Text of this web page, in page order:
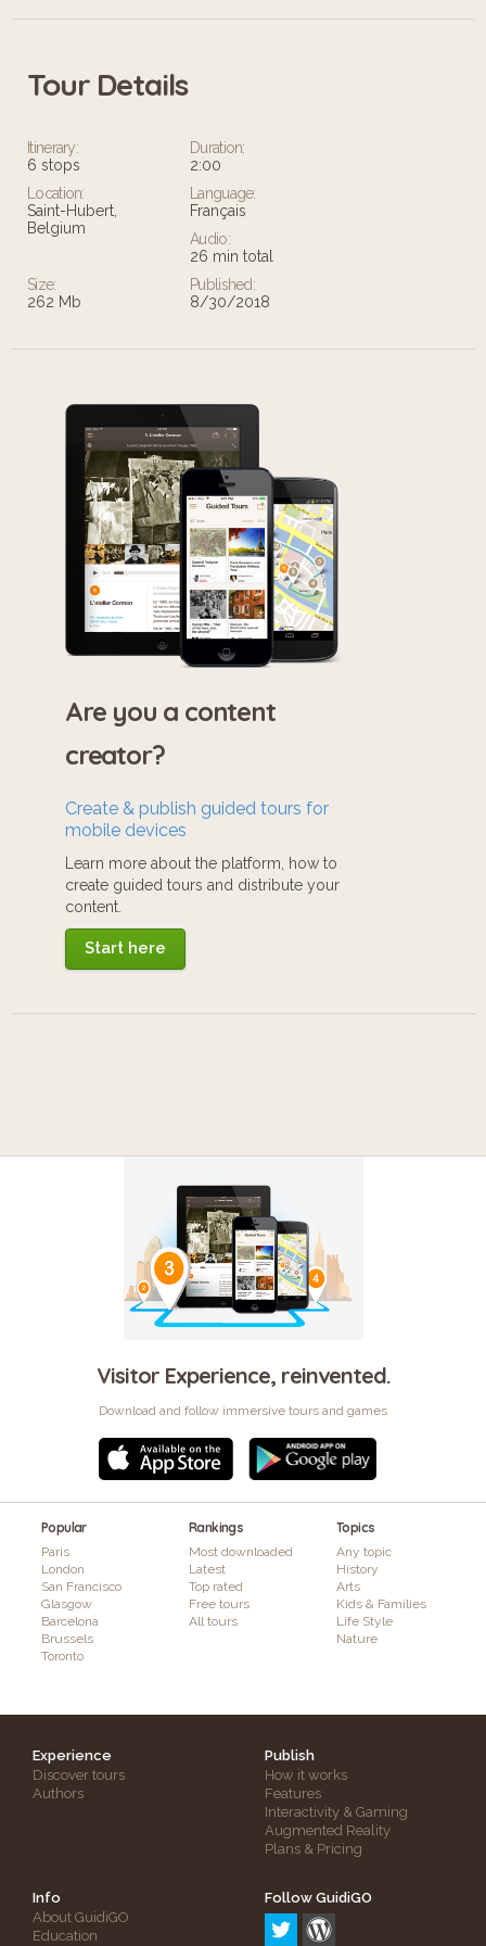
Tour Details
Itinerary:
6 stops
Duration:
2:00
Location:
Saint-Hubert,
Belgium
Language:
Français
Audio:
26 min total
Size:
262 Mb
Published:
8/30/2018
Are you a content
creator?
Create & publish guided tours for
mobile devices
Learn more about the platform, how to
create guided tours and distribute your
content.
Start here
Visitor Experience, reinvented.
Download and follow immersive tours and games
Popular
Paris
London
San Francisco
Glasgow
Barcelona
Brussels
Toronto
Rankings
Most downloaded
Latest
Top rated
Free tours
All tours
Topics
Any topic
History
Arts
Kids & Families
Life Style
Nature
Experience
Discover tours
Authors
Publish
How it works
Features
Interactivity & Gaming
Augmented Reality
Plans & Pricing
Info
About GuidiGO
Education
Follow GuidiGO